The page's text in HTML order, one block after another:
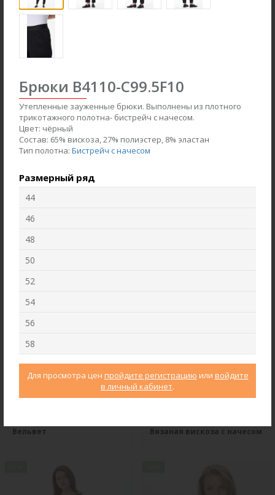
Жаккард Вельвет
Вельвет Вязаная вискоза с начесом
Брюки B4110-C99.5F10
Утепленные зауженные брюки. Выполнены из плотного
трикотажного полотна- бистрейч с начесом.
Цвет: чёрный
Состав: 65% вискоза, 27% полиэстер, 8% эластан
Тип полотна: Бистрейч с начесом
Размерный ряд
44
46
48
50
52
54
56
58
Для просмотра цен пройдите регистрацию или войдите
в личный кабинет.